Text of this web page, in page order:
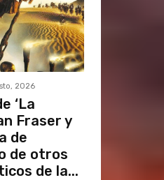
2026
‘La
Fraser y
de
de otros
de la...